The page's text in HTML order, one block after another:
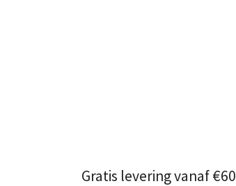
Gratis levering vanaf €60